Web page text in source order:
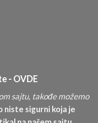
- OVDE
sajtu, takođe možemo
niste sigurni koja je